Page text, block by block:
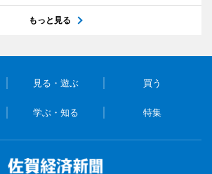
もっと見る
見る・遊ぶ 買う
学ぶ・知る 特集